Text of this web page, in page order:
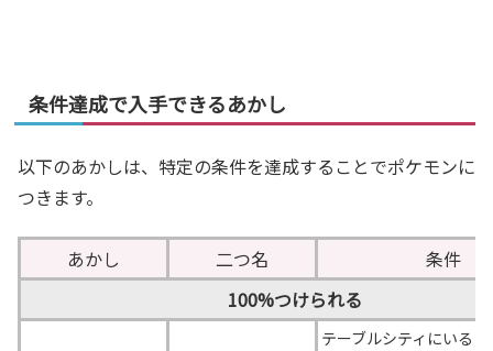
条件達成で入手できるあかし
以下のあかしは、特定の条件を達成することでポケモンに
つきます。
あかし 二つ名
条件
100%つけられる
テーブルシティにいる